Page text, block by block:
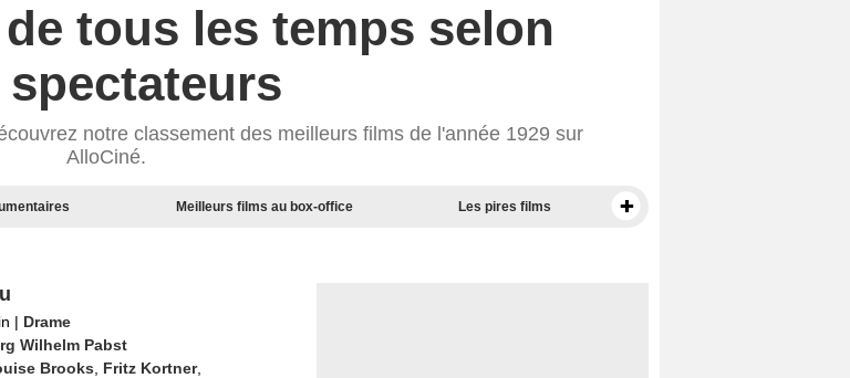
tous les temps selon
spectateurs
notre classement des meilleurs films de l'année 1929 sur
AlloCiné.
Meilleurs films au box-office Les pires films
| Drame
Wilhelm Pabst
Brooks Fritz Kortner,